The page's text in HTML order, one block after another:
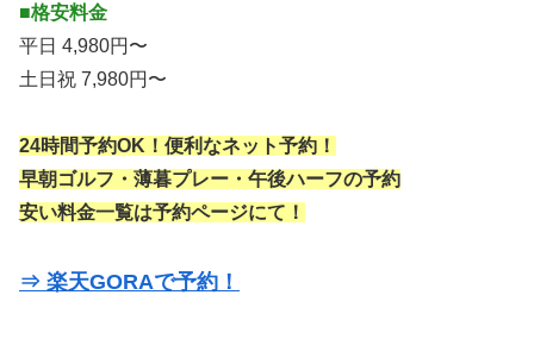
■格安料金
平日 4,980円〜
土日祝 7,980円〜
24時間予約OK！便利なネット予約！
早朝ゴルフ・薄暮プレー・午後ハーフの予約
安い料金一覧は予約ページにて！
⇒ 楽天GORAで予約！